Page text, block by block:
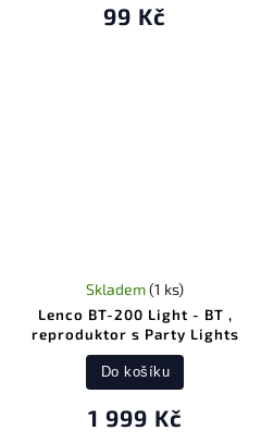
99 Kč
Lenco BT-200 Light - BT ,
reproduktor s Party Lights
Skladem(1 ks)
1 999 Kč
Do košíku